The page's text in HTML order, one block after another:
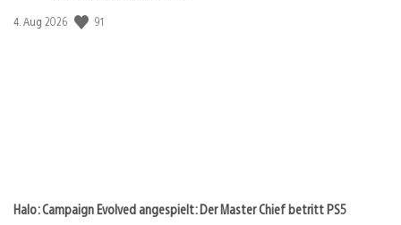
Veröffentlichungsdatum:
4. Aug 2026 91
Halo: Campaign Evolved angespielt: Der Master Chief betritt PS5